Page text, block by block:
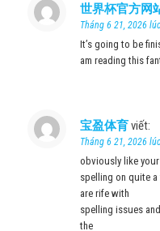
世界杯官方网
Tháng 6 21, 2026
It’s going to be
am reading this
宝盈体育viết:
Tháng 6 21, 2026
obviously like
spelling on quite
are rife with
spelling issues
the